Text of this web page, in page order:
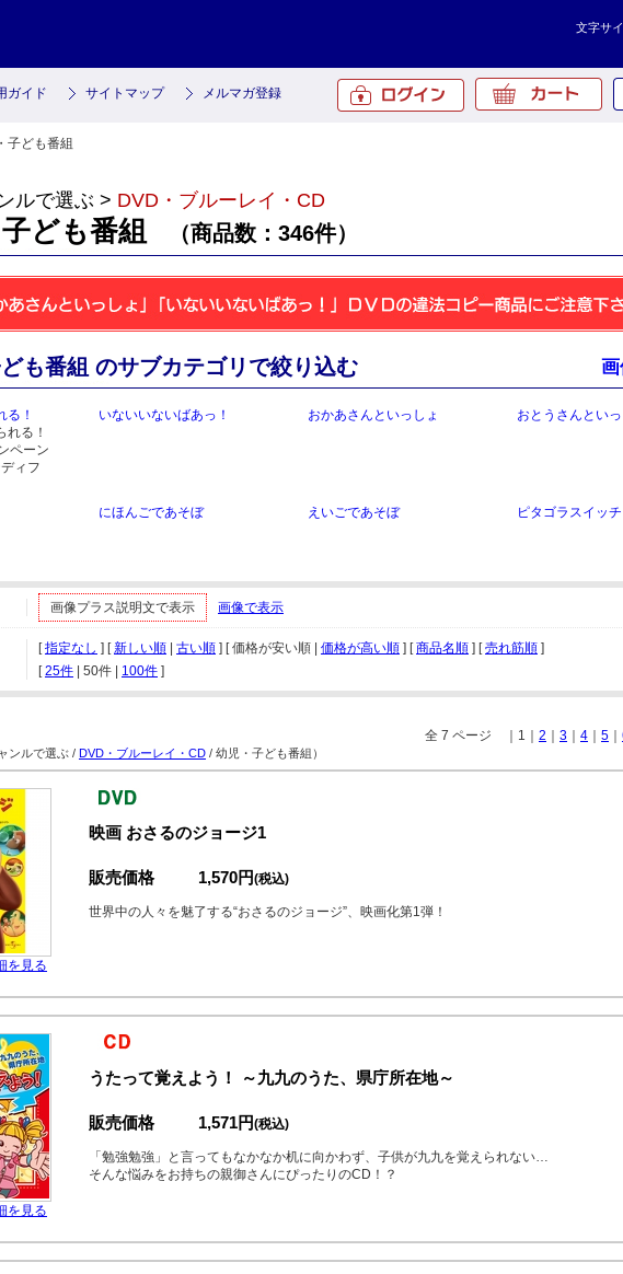
文字サ
ガイド サイトマップ メルマガ登録
子ども番組
ルで選ぶ > DVD・ブルーレイ・CD
ども番組 （商品数：346件）
も番組 のサブカテゴリで絞り込む
る！
れる！
ペーン
ィフ
いないいないばあっ！ おかあさんといっしょ おとうさんといっ
にほんごであそぼ えいごであそぼ
ピタゴラスイッチ
画像プラス説明文で表示 画像で表示
[指定なし ] [新しい順 古い順 ] [ 価格が安い順 | 価格が高い順 ] [商品名順 ] [売れ筋順 ]
[ 25件 50件 100件 ]
全 7 ページ ｜1｜ 2 3 4 5
ンルで選ぶ / DVD・ブルーレイ・CD / 幼児・子ども番組）
を見る
映画 おさるのジョージ1
販売価格 1,570円(税込)
世界中の人々を魅了する“おさるのジョージ”、映画化第1弾！
を見る
うたって覚えよう！ ～九九のうた、県庁所在地～
販売価格 1,571円(税込)
「勉強勉強」と言ってもなかなか机に向かわず、子供が九九を覚えられない…
そんな悩みをお持ちの親御さんにぴったりのCD！？